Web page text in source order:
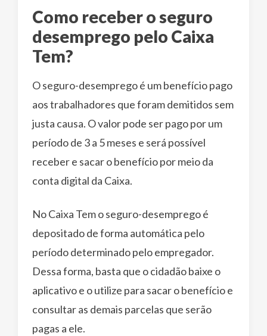
Como receber o seguro
desemprego pelo Caixa
Tem?
O seguro-desemprego é um benefício pago
aos trabalhadores que foram demitidos sem
justa causa. O valor pode ser pago por um
período de 3 a 5 meses e será possível
receber e sacar o benefício por meio da
conta digital da Caixa.
No Caixa Tem o seguro-desemprego é
depositado de forma automática pelo
período determinado pelo empregador.
Dessa forma, basta que o cidadão baixe o
aplicativo e o utilize para sacar o benefício e
consultar as demais parcelas que serão
pagas a ele.